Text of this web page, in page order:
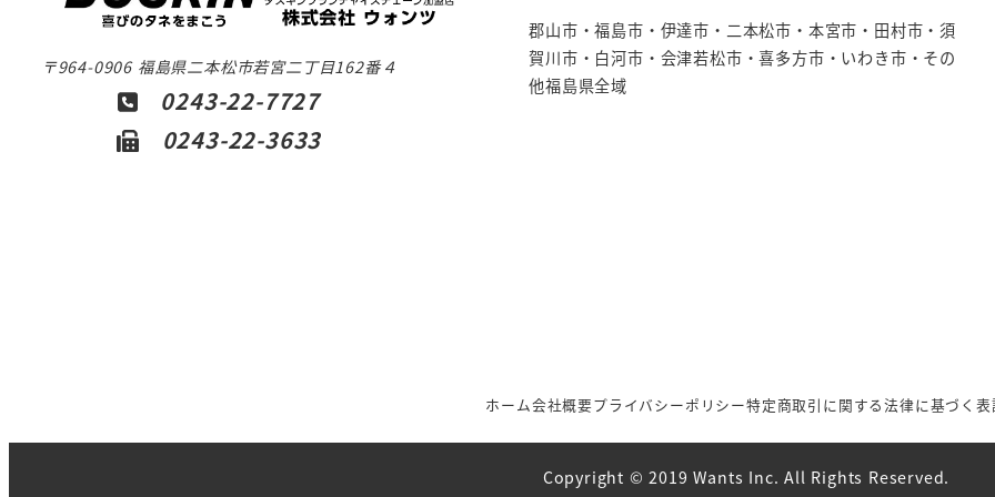
〒964-0906 福島県二本松市若宮二丁目162番４
0243-22-7727
0243-22-3633
郡山市・福島市・伊達市・二本松市・本宮市・田村市・須
賀川市・白河市・会津若松市・喜多方市・いわき市・その
他福島県全域
ホーム会社概要プライバシーポリシー特定商取引に関する法律に基づく表
Copyright © 2019 Wants Inc. All Rights Reserved.